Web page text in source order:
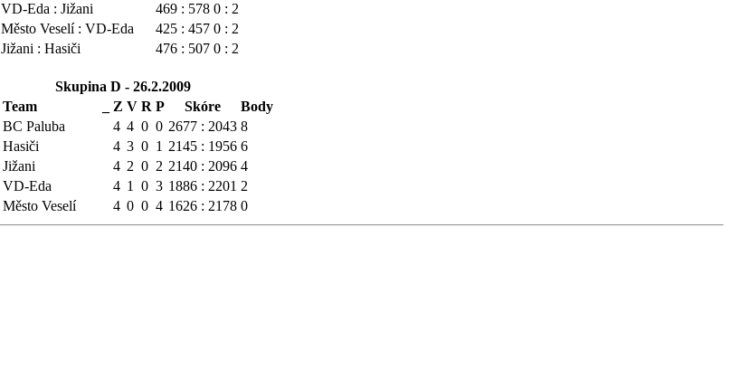
VD-Eda : Jižani
469 : 578 0 : 2
Město Veselí : VD-Eda
425 : 457 0 : 2
Jižani : Hasiči
476 : 507 0 : 2
Skupina D - 26.2.2009
Team _ Z V R P Skóre
Body
BC Paluba 4 4 0 0 2677 : 2043 8
Hasiči 4 3 0 1 2145 : 1956 6
Jižani 4 2 0 2 2140 : 2096 4
VD-Eda 4 1 0 3 1886 : 2201 2
Město Veselí 4 0 0 4 1626 : 2178 0